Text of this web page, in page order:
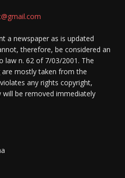
a newspaper as is updated
therefore, be considered an
law n. 62 of 7/03/2001. The
mostly taken from the
any rights copyright,
be removed immediately